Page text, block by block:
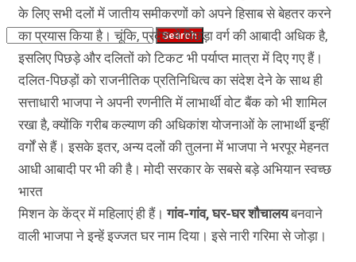
के लिए सभी दलों में जातीय समीकरणों को अपने हिसाब से बेहतर करने
का प्रयास किया है। चूंकि, प्रदेश में पिछड़ा वर्ग की आबादी अधिक है,
इसलिए पिछड़े और दलितों को टिकट भी पर्याप्त मात्रा में दिए गए हैं।
दलित-पिछड़ों को राजनीतिक प्रतिनिधित्व का संदेश देने के साथ ही
सत्ताधारी भाजपा ने अपनी रणनीति में लाभार्थी वोट बैंक को भी शामिल
रखा है, क्योंकि गरीब कल्याण की अधिकांश योजनाओं के लाभार्थी इन्हीं
वर्गों से हैं। इसके इतर, अन्य दलों की तुलना में भाजपा ने भरपूर मेहनत
आधी आबादी पर भी की है। मोदी सरकार के सबसे बड़े अभियान स्वच्छ
भारत
मिशन के केंद्र में महिलाएं ही हैं। गांव-गांव, घर-घर शौचालयबनवाने
वाली भाजपा ने इन्हें इज्जत घर नाम दिया। इसे नारी गरिमा से जोड़ा।